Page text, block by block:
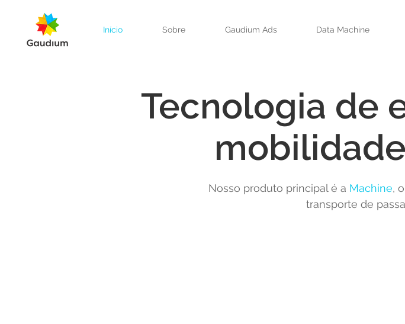
Início Sobre Gaudium Ads Data Machine
Tecnologia de
Nosso produto principal é a Machine,
transporte de